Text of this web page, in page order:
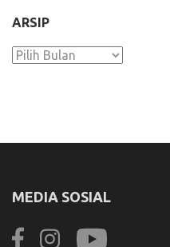
ARSIP
Arsip
MEDIA SOSIAL